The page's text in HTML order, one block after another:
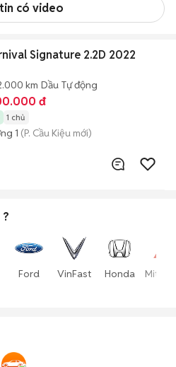
có video
Signature 2.2D 2022
km Dầu Tự động
đ
1 chủ
1 (P. Cầu Kiệu mới)
Ford VinFast Honda